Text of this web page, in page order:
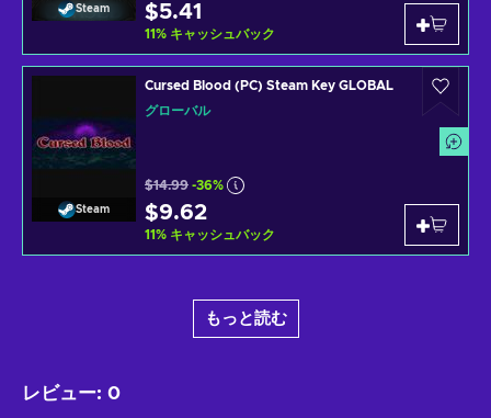
Steam $5.41
11% キャッシュバック
Steam
Cursed Blood (PC) Steam Key GLOBAL
グローバル
$14.99 -36%
$9.62
11% キャッシュバック
もっと読む
レビュー: 0